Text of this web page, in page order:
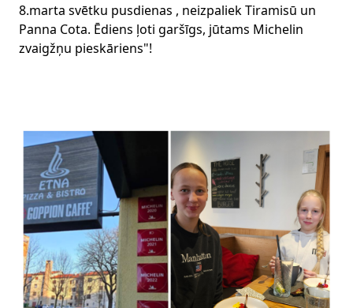
8.marta svētku pusdienas , neizpaliek Tiramisū un
Panna Cota. Ēdiens ļoti garšīgs, jūtams Michelin
zvaigžņu pieskāriens"!